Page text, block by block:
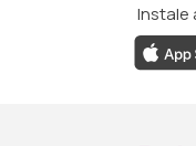
Instale